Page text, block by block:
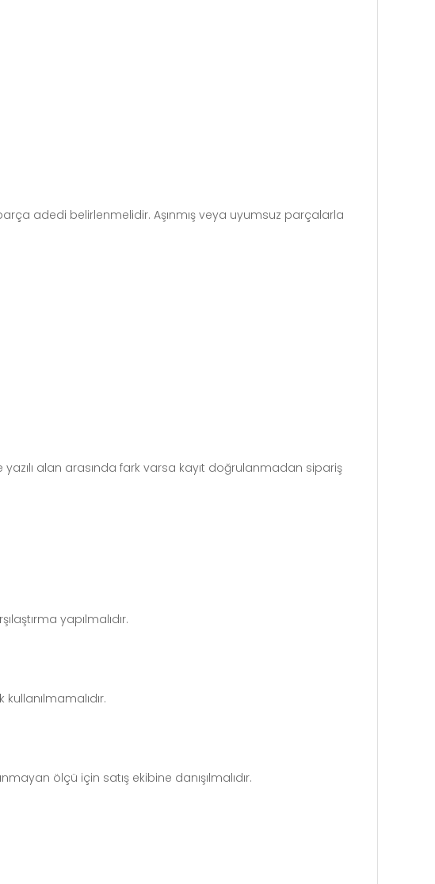
adedi belirlenmelidir. Aşınmış veya uyumsuz parçalarla
yazılı alan arasında fark varsa kayıt doğrulanmadan sipariş
yapılmalıdır.
ölçü için satış ekibine danışılmalıdır.